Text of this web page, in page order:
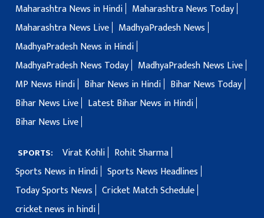
Maharashtra News in Hindi
Maharashtra News Today
Maharashtra News Live
MadhyaPradesh News
MadhyaPradesh News in Hindi
MadhyaPradesh News Today
MadhyaPradesh News Live
MP News Hindi
Bihar News in Hindi
Bihar News Today
Bihar News Live
Latest Bihar News in Hindi
Bihar News Live
SPORTS: Virat Kohli
Rohit Sharma
Sports News in Hindi Sports News Headlines
Today Sports News
Cricket Match Schedule
cricket news in hindi